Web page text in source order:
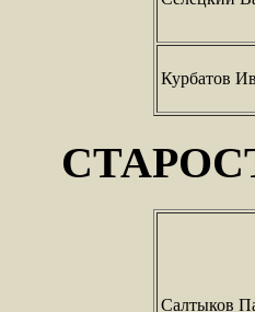
Курбатов
Салтыков